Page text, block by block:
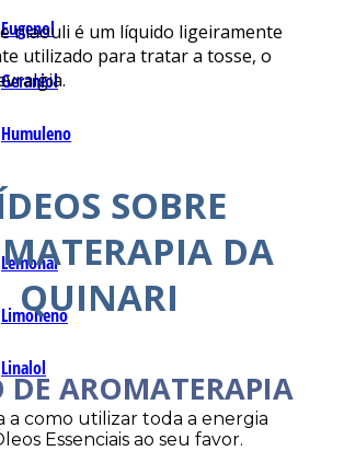
Eugenol
Geraniol
Humuleno
Lemonal
Limoneno
Linalol
niaouli é um líquido ligeiramente
utilizado para tratar a tosse, o
SOBRE
DA
QUINARI
DE AROMATERAPIA
a como utilizar toda a energia
Essenciais ao seu favor.